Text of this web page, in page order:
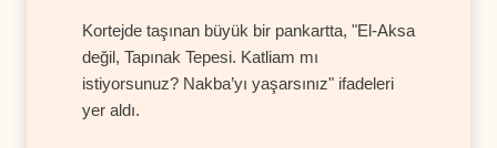
Kortejde taşınan büyük bir pankartta, "El-Aksa
değil, Tapınak Tepesi. Katliam mı
istiyorsunuz? Nakba’yı yaşarsınız" ifadeleri
yer aldı.